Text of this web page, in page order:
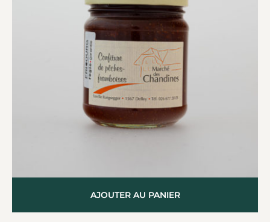
AJOUTER AU PANIER